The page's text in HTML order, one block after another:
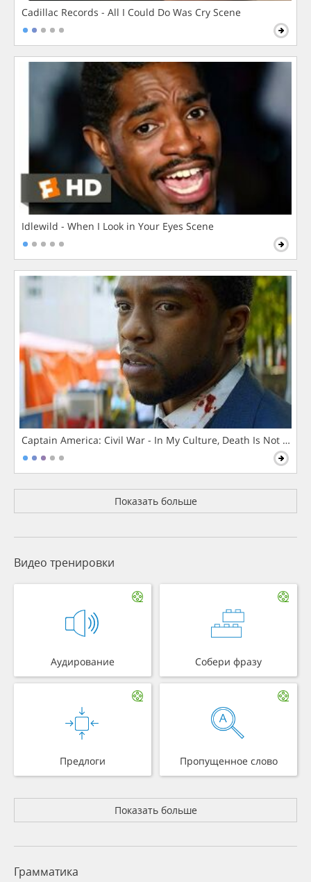
Cadillac Records - All I Could Do Was Cry Scene
Idlewild - When I Look in Your Eyes Scene
Captain America: Civil War - In My Culture, Death Is Not The
Показать больше
Видео тренировки
Аудирование Собери фразу
Предлоги Пропущенное слово
Показать больше
Грамматика